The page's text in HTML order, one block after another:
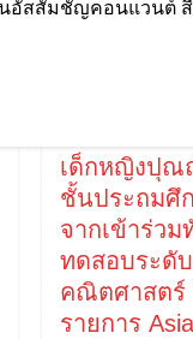
เด็กหญิงปุณ
ชั้นประถมศึ
จากเข้าร่ว
ทดสอบระดั
คณิตศาสตร์
รายการ